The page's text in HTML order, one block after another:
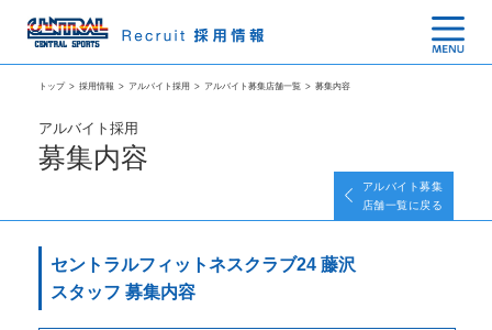
トップ > 採用情報 > アルバイト採用 > アルバイト募集店舗一覧 > 募集内容
アルバイト採用
募集内容
アルバイト募集
店舗一覧に戻る
セントラルフィットネスクラブ24 藤沢
スタッフ 募集内容